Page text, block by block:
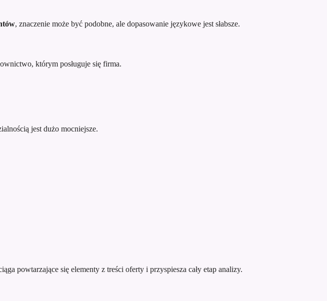
, znaczenie może być podobne, ale dopasowanie językowe jest słabsze.
którym posługuje się firma.
jest dużo mocniejsze.
powtarzające się elementy z treści oferty i przyspiesza cały etap analizy.